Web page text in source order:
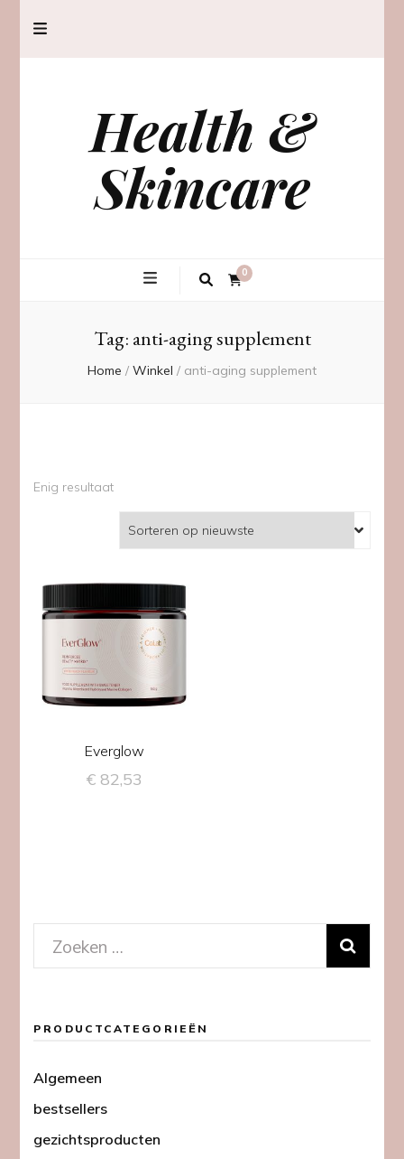
Health &
Skincare
0
Tag: anti-aging supplement
Home / Winkel / anti-aging supplement
Enig resultaat
Everglow
€82,53
Zoeken
naar:
PRODUCTCATEGORIEËN
Algemeen
bestsellers
gezichtsproducten